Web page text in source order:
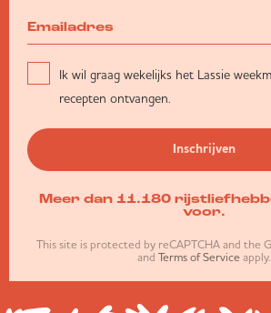
Ik wil graag wekelijks het Lassie
recepten ontvangen.
Inschrijven
Meer dan 11.180
voor.
This site is protected by reCAPTCHA and the
and Terms of Service apply.